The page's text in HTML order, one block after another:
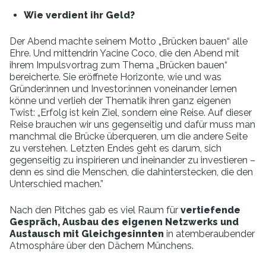
Wie verdient ihr Geld?
Der Abend machte seinem Motto „Brücken bauen“ alle
Ehre. Und mittendrin Yacine Coco, die den Abend mit
ihrem Impulsvortrag zum Thema „Brücken bauen“
bereicherte. Sie eröffnete Horizonte, wie und was
Gründer:innen und Investor:innen voneinander lernen
könne und verlieh der Thematik ihren ganz eigenen
Twist: „Erfolg ist kein Ziel, sondern eine Reise. Auf dieser
Reise brauchen wir uns gegenseitig und dafür muss man
manchmal die Brücke überqueren, um die andere Seite
zu verstehen. Letzten Endes geht es darum, sich
gegenseitig zu inspirieren und ineinander zu investieren –
denn es sind die Menschen, die dahinterstecken, die den
Unterschied machen.”
Nach den Pitches gab es viel Raum für vertiefende
Gespräch, Ausbau des eigenen Netzwerks und
Austausch mit Gleichgesinnten in atemberaubender
Atmosphäre über den Dächern Münchens.